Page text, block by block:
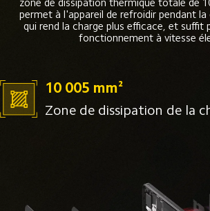
zone de dissipation thermique totale de 10
permet à l'appareil de refroidir pendant la
qui rend la charge plus efficace, et suffit
fonctionnement à vitesse
10 005 mm²
Zone de dissipation de la